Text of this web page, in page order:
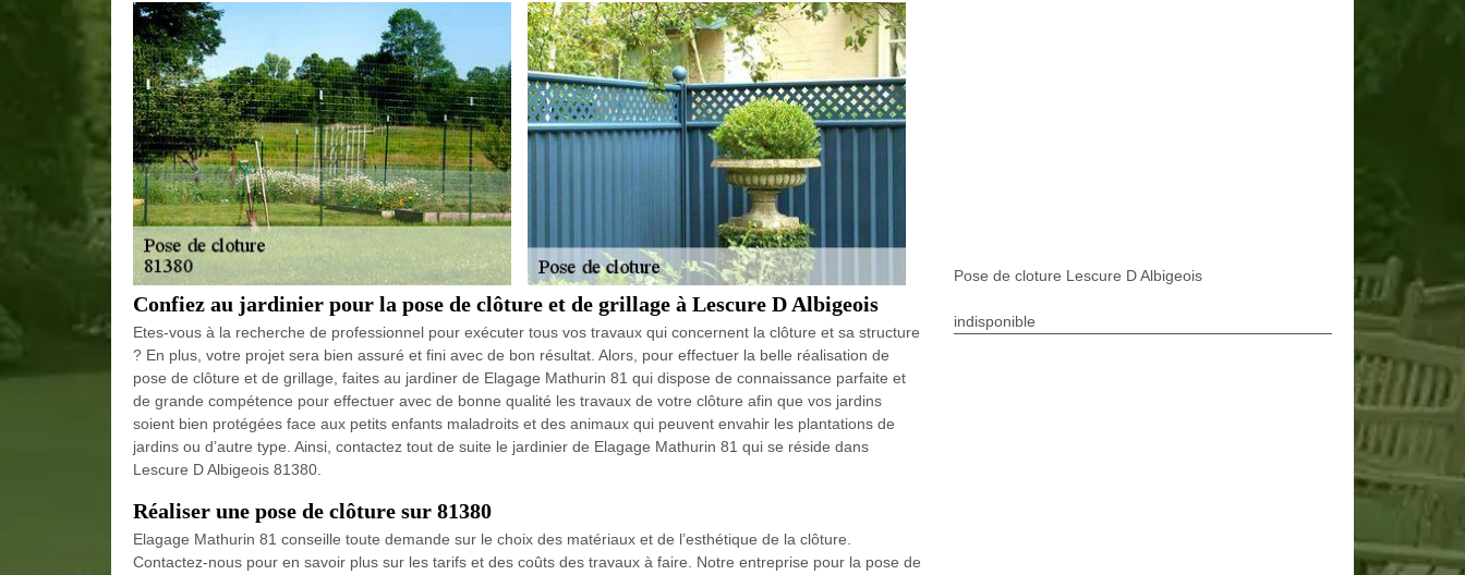
Confiez au jardinier pour la pose de clôture et de grillage à Lescure D Albigeois
Etes-vous à la recherche de professionnel pour exécuter tous vos travaux qui concernent la clôture et sa structure
? En plus, votre projet sera bien assuré et fini avec de bon résultat. Alors, pour effectuer la belle réalisation de
pose de clôture et de grillage, faites au jardiner de Elagage Mathurin 81 qui dispose de connaissance parfaite et
de grande compétence pour effectuer avec de bonne qualité les travaux de votre clôture afin que vos jardins
soient bien protégées face aux petits enfants maladroits et des animaux qui peuvent envahir les plantations de
jardins ou d’autre type. Ainsi, contactez tout de suite le jardinier de Elagage Mathurin 81 qui se réside dans
Lescure D Albigeois 81380.
Réaliser une pose de clôture sur 81380
Elagage Mathurin 81 conseille toute demande sur le choix des matériaux et de l’esthétique de la clôture.
Contactez-nous pour en savoir plus sur les tarifs et des coûts des travaux à faire. Notre entreprise pour la pose de
Pose de cloture Lescure D Albigeois
indisponible